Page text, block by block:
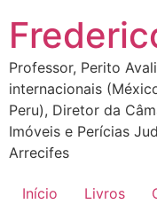
Professor, Perito
internacionais
Peru), Diretor da
Imóveis e Perícias
Arrecifes
Início Livros